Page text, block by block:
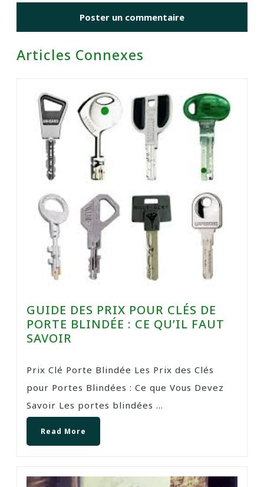
Articles Connexes
GUIDE DES PRIX POUR CLÉS DE
PORTE BLINDÉE : CE QU’IL FAUT
SAVOIR
Prix Clé Porte Blindée Les Prix des Clés
pour Portes Blindées : Ce que Vous Devez
Savoir Les portes blindées ...
Read More